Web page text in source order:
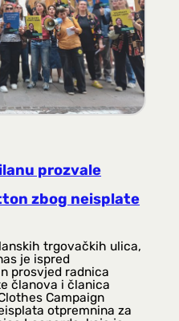
prozvale
zbog neisplate
trgovačkih ulica,
je ispred
prosvjed radnica
članova i članica
Campaign
otpremnina za